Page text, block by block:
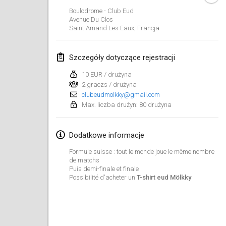
Boulodrome - Club Eud
Avenue Du Clos
Saint Amand Les Eaux, Francja
Szczegóły dotyczące rejestracji
10 EUR / drużyna
2 graczs / drużyna
clubeudmolkky@gmail.com
Max. liczba drużyn: 80 drużyna
Dodatkowe informacje
Formule suisse : tout le monde joue le même nombre
de matchs
Puis demi-finale et finale
Possibilité d'acheter un T-shirt eud Mölkky
Open de Boulay Triplette
20 mar 2021 |Francja
kwiecień 2021
Tournoi du printemps confiné
9 kwi 2021 | Francja
ANULOWANY
Halové MČR Trojnásobný - Czech Indoor Triple
10 kwi 2021
ANULOWANY